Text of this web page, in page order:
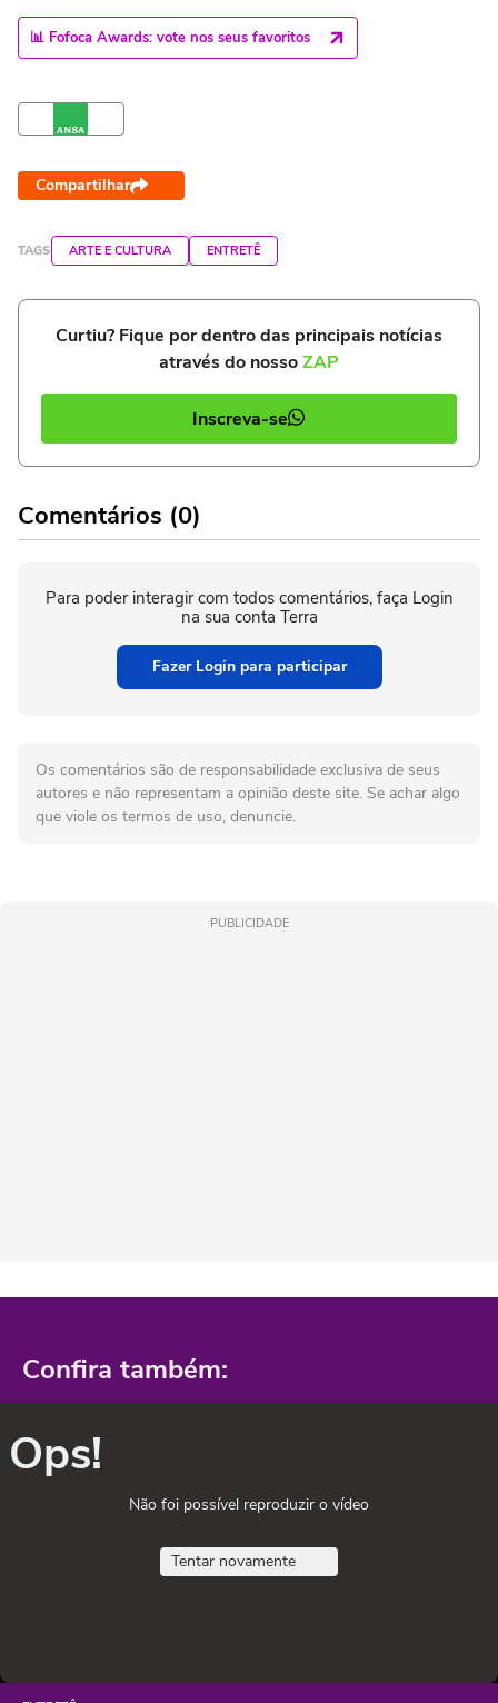
📊 Fofoca Awards: vote nos seus favoritos
Compartilhar
TAGS ARTE E CULTURA ENTRETÊ
Curtiu? Fique por dentro das principais notícias
através do nossoZAP
Inscreva-se
Comentários (0)
Para poder interagir com todos comentários, faça Login
na sua conta Terra
Fazer Login para participar
Os comentários são de responsabilidade exclusiva de seus
autores e não representam a opinião deste site. Se achar algo
que viole os termos de uso, denuncie.
PUBLICIDADE
Confira também:
Ops!
Não foi possível reproduzir o vídeo
Tentar novamente